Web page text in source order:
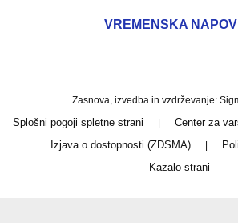
VREMENSKA
Zasnova, izvedba in vzdrževanje:
Splošni pogoji spletne strani Center za
Izjava o dostopnosti (ZDSMA)
Kazalo strani